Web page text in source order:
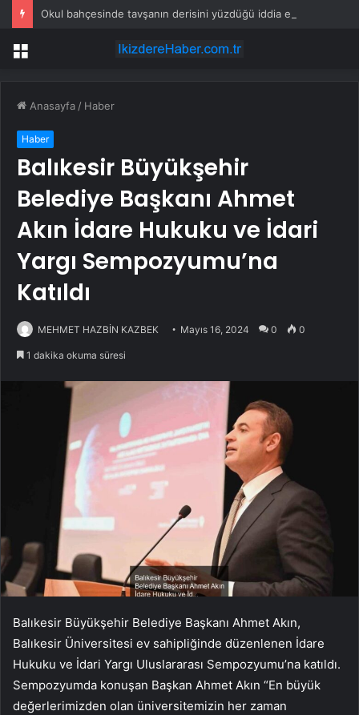
Menü
Anasayfa / Haber
Haber
Balıkesir Büyükşehir
Belediye Başkanı Ahmet
Akın İdare Hukuku ve İdari
Yargı Sempozyumu’na
Katıldı
MEHMET HAZBİN KAZBEK Mayıs 16, 2024 0 0
1 dakika okuma süresi
Balıkesir Büyükşehir Belediye Başkanı Ahmet Akın,
Balıkesir Üniversitesi ev sahipliğinde düzenlenen İdare
Hukuku ve İdari Yargı Uluslararası Sempozyumu’na katıldı.
Sempozyumda konuşan Başkan Ahmet Akın “En büyük
değerlerimizden olan üniversitemizin her zaman